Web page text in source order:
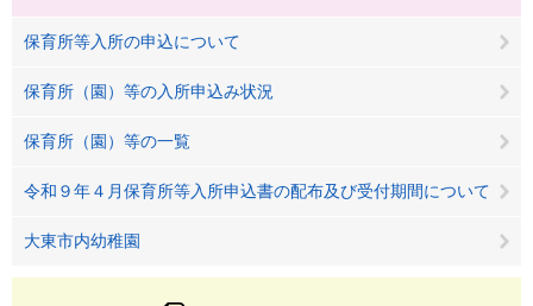
保育所等入所の申込について
保育所（園）等の入所申込み状況
保育所（園）等の一覧
令和９年４月保育所等入所申込書の配布及び受付期間について
大東市内幼稚園